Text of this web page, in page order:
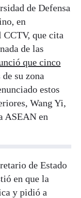
de Defensa
en
CCTV, que cita
de las
que cinco
su zona
estos
Wang Yi,
ASEAN en
de Estado
en que la
y pidió a